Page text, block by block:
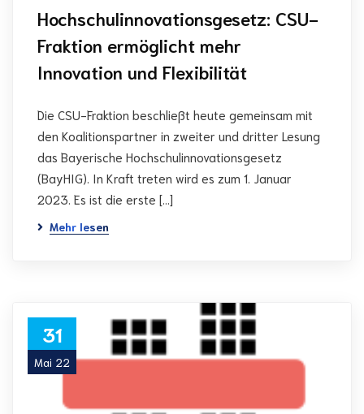
Hochschulinnovationsgesetz: CSU-
Fraktion ermöglicht mehr
Innovation und Flexibilität
Die CSU-Fraktion beschließt heute gemeinsam mit
den Koalitionspartner in zweiter und dritter Lesung
das Bayerische Hochschulinnovationsgesetz
(BayHIG). In Kraft treten wird es zum 1. Januar
2023. Es ist die erste […]
Mehr lesen
31
Mai 22